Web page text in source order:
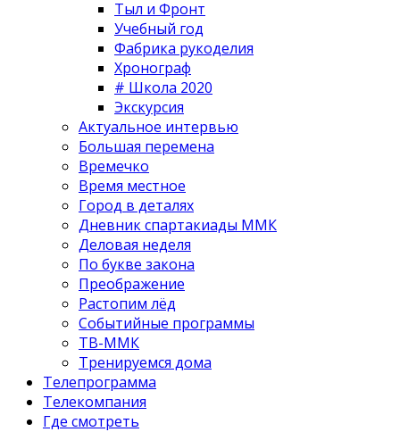
Тыл и Фронт
Учебный год
Фабрика рукоделия
Хронограф
# Школа 2020
Экскурсия
Актуальное интервью
Большая перемена
Времечко
Время местное
Город в деталях
Дневник спартакиады ММК
Деловая неделя
По букве закона
Преображение
Растопим лёд
Событийные программы
ТВ-ММК
Тренируемся дома
Телепрограмма
Телекомпания
Где смотреть